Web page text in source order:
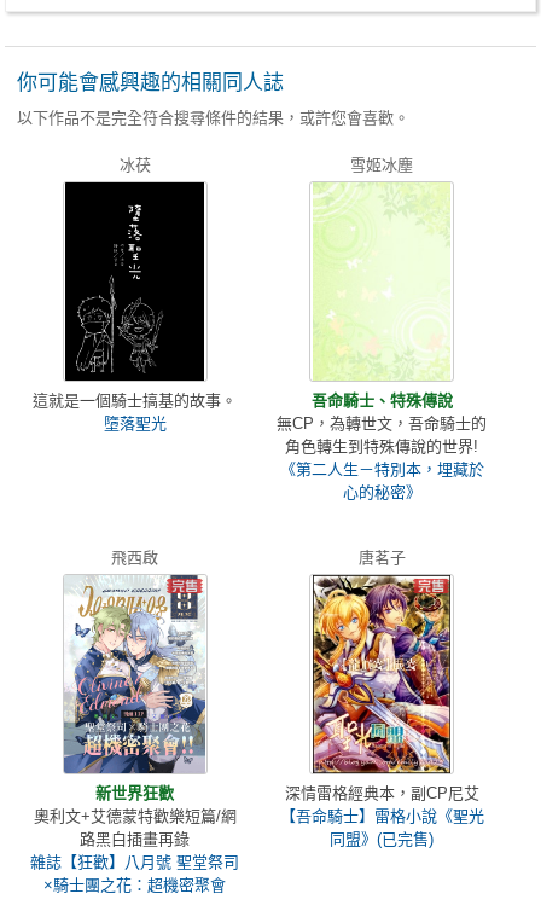
你可能會感興趣的相關同人誌
以下作品不是完全符合搜尋條件的結果，或許您會喜歡。
冰茯
這就是一個騎士搞基的故事。
墮落聖光
雪姬冰塵
吾命騎士、特殊傳說
無CP，為轉世文，吾命騎士的
角色轉生到特殊傳說的世界!
《第二人生－特別本，埋藏於
心的秘密》
飛西啟
新世界狂歡
奧利文+艾德蒙特歡樂短篇/網
路黑白插畫再錄
雜誌【狂歡】八月號 聖堂祭司
×騎士團之花：超機密聚會
唐茗子
深情雷格經典本，副CP尼艾
【吾命騎士】雷格小說《聖光
同盟》(已完售)